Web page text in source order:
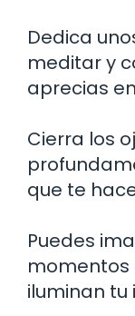
Dedica
meditar y
aprecias
Cierra los
que te
Puedes
momentos
iluminan tu